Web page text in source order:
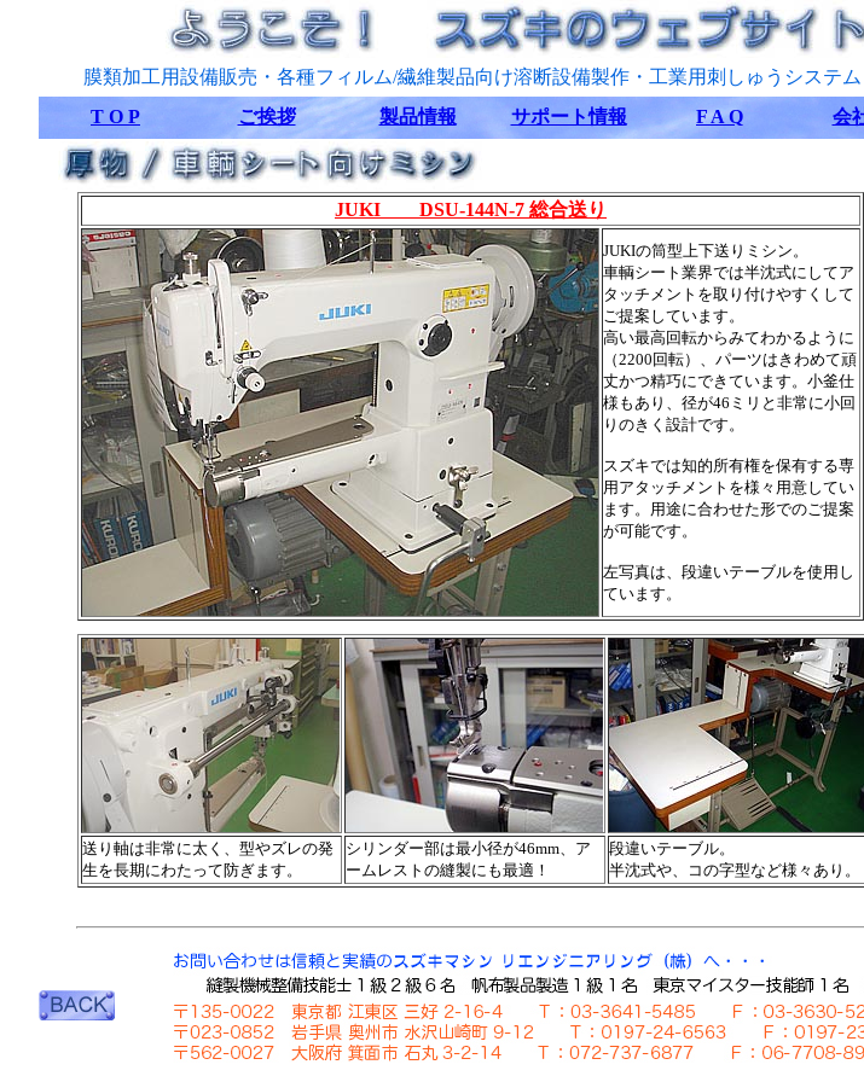
膜類加工用設備販売・各種フィルム/繊維製品向け溶断設備製作・工業用刺しゅうシステ
T O P
ご挨拶 製品情報 サポート情報 F A Q 会
JUKI DSU-144N-7 総合送り
JUKIの筒型上下送りミシン。
車輌シート業界では半沈式にしてア
タッチメントを取り付けやすくして
ご提案しています。
高い最高回転からみてわかるように
（2200回転）、パーツはきわめて頑
丈かつ精巧にできています。小釜仕
様もあり、径が46ミリと非常に小回
りのきく設計です。
スズキでは知的所有権を保有する専
用アタッチメントを様々用意してい
ます。用途に合わせた形でのご提案
が可能です。
左写真は、段違いテーブルを使用し
ています。
送り軸は非常に太く、型やズレの発
生を長期にわたって防ぎます。
シリンダー部は最小径が46mm、ア
ームレストの縫製にも最適！
段違いテーブル。
半沈式や、コの字型など様々あり。